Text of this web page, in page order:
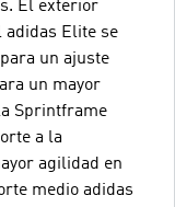
El exterior
adidas Elite se
un ajuste
un mayor
Sprintframe
a la
agilidad en
medio adidas